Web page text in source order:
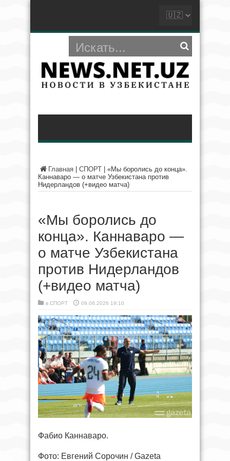
Главная СПОРТ
«Мы боролись до конца».
Каннаваро — о матче Узбекистана против
Нидерландов (+видео матча)
«Мы боролись до
конца». Каннаваро —
о матче Узбекистана
против Нидерландов
(+видео матча)
в СПОРТ 09.06.2026 19:10
Фабио Каннаваро.
Фото: Евгений Сорочин / Gazeta